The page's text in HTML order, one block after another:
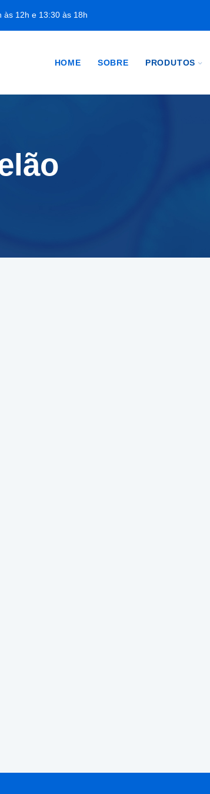
às 12h e 13:30 às 18h
HOME SOBRE PRODUTOS